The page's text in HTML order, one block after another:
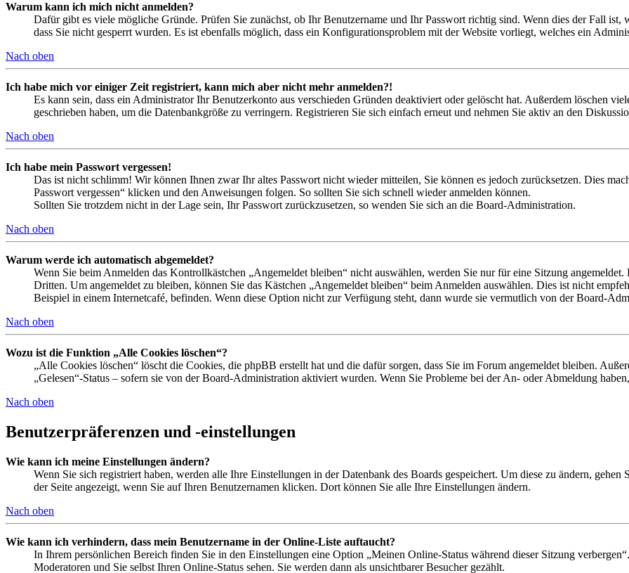
Warum kann ich mich nicht anmelden?
Dafür gibt es viele mögliche Gründe. Prüfen Sie zunächst, ob Ihr Benutzername und Ihr Passwort richtig sind. Wenn dies der Fall ist,
dass Sie nicht gesperrt wurden. Es ist ebenfalls möglich, dass ein Konfigurationsproblem mit der Website vorliegt, welches ein
Nach oben
Ich habe mich vor einiger Zeit registriert, kann mich aber nicht mehr anmelden?!
Es kann sein, dass ein Administrator Ihr Benutzerkonto aus verschieden Gründen deaktiviert oder gelöscht hat. Außerdem löschen
geschrieben haben, um die Datenbankgröße zu verringern. Registrieren Sie sich einfach erneut und nehmen Sie aktiv an den
Nach oben
Ich habe mein Passwort vergessen!
Das ist nicht schlimm! Wir können Ihnen zwar Ihr altes Passwort nicht wieder mitteilen, Sie können es jedoch zurücksetzen. Dies
Passwort vergessen“ klicken und den Anweisungen folgen. So sollten Sie sich schnell wieder anmelden können.
Sollten Sie trotzdem nicht in der Lage sein, Ihr Passwort zurückzusetzen, so wenden Sie sich an die Board-Administration.
Nach oben
Warum werde ich automatisch abgemeldet?
Wenn Sie beim Anmelden das Kontrollkästchen „Angemeldet bleiben“ nicht auswählen, werden Sie nur für eine Sitzung
Dritten. Um angemeldet zu bleiben, können Sie das Kästchen „Angemeldet bleiben“ beim Anmelden auswählen. Dies ist nicht
Beispiel in einem Internetcafé, befinden. Wenn diese Option nicht zur Verfügung steht, dann wurde sie vermutlich von der Board-
Nach oben
Wozu ist die Funktion „Alle Cookies löschen“?
„Alle Cookies löschen“ löscht die Cookies, die phpBB erstellt hat und die dafür sorgen, dass Sie im Forum angemeldet bleiben.
„Gelesen“-Status – sofern sie von der Board-Administration aktiviert wurden. Wenn Sie Probleme bei der An- oder Abmeldung
Nach oben
Benutzerpräferenzen und -einstellungen
Wie kann ich meine Einstellungen ändern?
Wenn Sie sich registriert haben, werden alle Ihre Einstellungen in der Datenbank des Boards gespeichert. Um diese zu ändern,
der Seite angezeigt, wenn Sie auf Ihren Benutzernamen klicken. Dort können Sie alle Ihre Einstellungen ändern.
Nach oben
Wie kann ich verhindern, dass mein Benutzername in der Online-Liste auftaucht?
In Ihrem persönlichen Bereich finden Sie in den Einstellungen eine Option „Meinen Online-Status während dieser Sitzung
Moderatoren und Sie selbst Ihren Online-Status sehen. Sie werden dann als unsichtbarer Besucher gezählt.